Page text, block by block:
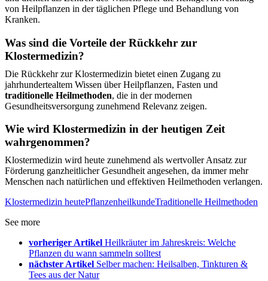
von Heilpflanzen in der täglichen Pflege und Behandlung von
Kranken.
Was sind die Vorteile der Rückkehr zur
Klostermedizin?
Die Rückkehr zur Klostermedizin bietet einen Zugang zu
jahrhundertealtem Wissen über Heilpflanzen, Fasten und
traditionelle Heilmethoden, die in der modernen
Gesundheitsversorgung zunehmend Relevanz zeigen.
Wie wird Klostermedizin in der heutigen Zeit
wahrgenommen?
Klostermedizin wird heute zunehmend als wertvoller Ansatz zur
Förderung ganzheitlicher Gesundheit angesehen, da immer mehr
Menschen nach natürlichen und effektiven Heilmethoden verlangen.
Klostermedizin heutePflanzenheilkundeTraditionelle Heilmethoden
See more
vorheriger Artikel Heilkräuter im Jahreskreis: Welche
Pflanzen du wann sammeln solltest
nächster Artikel Selber machen: Heilsalben, Tinkturen &
Tees aus der Natur